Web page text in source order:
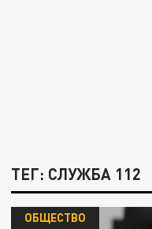
ТЕГ: СЛУЖБА 112
ОБЩЕСТВО